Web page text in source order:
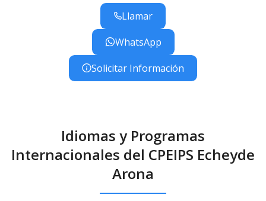
Llamar
WhatsApp
Solicitar Información
Idiomas y Programas
Internacionales del CPEIPS Echeyde
Arona